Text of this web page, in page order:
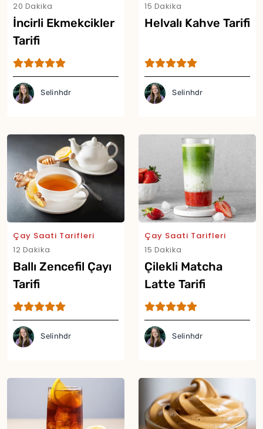
20 Dakika
İncirli Ekmekcikler
Tarifi
Selinhdr
15 Dakika
Helvalı Kahve Tarifi
Selinhdr
Çay Saati Tarifleri
12 Dakika
Ballı Zencefil Çayı
Tarifi
Selinhdr
Çay Saati Tarifleri
15 Dakika
Çilekli Matcha
Latte Tarifi
Selinhdr